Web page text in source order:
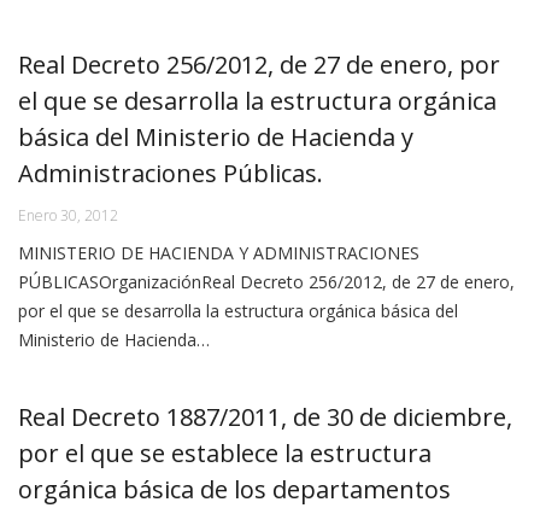
Real Decreto 256/2012, de 27 de enero, por
el que se desarrolla la estructura orgánica
básica del Ministerio de Hacienda y
Administraciones Públicas.
Enero 30, 2012
MINISTERIO DE HACIENDA Y ADMINISTRACIONES
PÚBLICASOrganizaciónReal Decreto 256/2012, de 27 de enero,
por el que se desarrolla la estructura orgánica básica del
Ministerio de Hacienda…
Real Decreto 1887/2011, de 30 de diciembre,
por el que se establece la estructura
orgánica básica de los departamentos